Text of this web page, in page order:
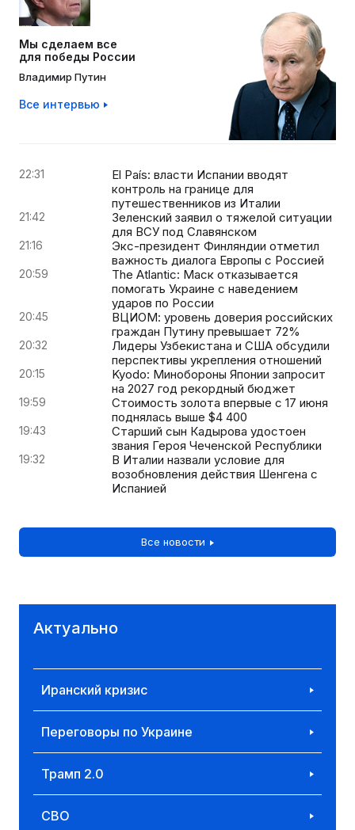
Мы сделаем все
для победы России
Владимир Путин
Все интервью
22:31
El País: власти Испании вводят
контроль на границе для
путешественников из Италии
21:42
Зеленский заявил о тяжелой ситуации
для ВСУ под Славянском
21:16
Экс-президент Финляндии отметил
важность диалога Европы с Россией
20:59
The Atlantic: Маск отказывается
помогать Украине с наведением
ударов по России
20:45
ВЦИОМ: уровень доверия российских
граждан Путину превышает 72%
20:32
Лидеры Узбекистана и США обсудили
перспективы укрепления отношений
20:15
Kyodo: Минобороны Японии запросит
на 2027 год рекордный бюджет
19:59
Стоимость золота впервые с 17 июня
поднялась выше $4 400
19:43
Старший сын Кадырова удостоен
звания Героя Чеченской Республики
19:32
В Италии назвали условие для
возобновления действия Шенгена с
Испанией
Все новости
Актуально
Иранский кризис
Переговоры по Украине
Трамп 2.0
СВО